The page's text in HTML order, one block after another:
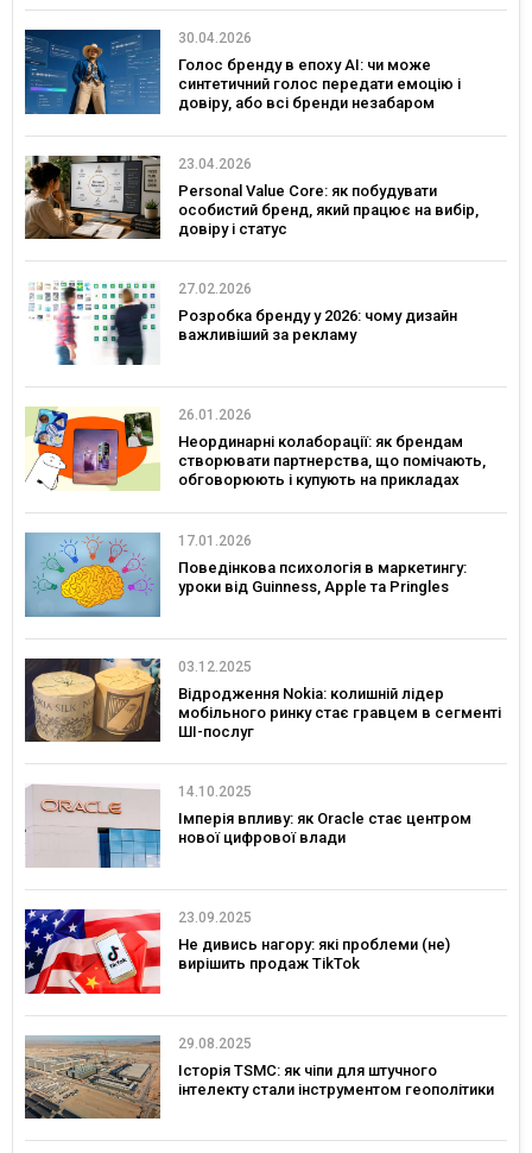
30.04.2026
Голос бренду в епоху АІ: чи може
синтетичний голос передати емоцію і
довіру, або всі бренди незабаром
23.04.2026
Personal Value Core: як побудувати
особистий бренд, який працює на вибір,
довіру і статус
27.02.2026
Розробка бренду у 2026: чому дизайн
важливіший за рекламу
26.01.2026
Неординарні колаборації: як брендам
створювати партнерства, що помічають,
обговорюють і купують на прикладах
17.01.2026
Поведінкова психологія в маркетингу:
уроки від Guinness, Apple та Pringles
03.12.2025
Відродження Nokia: колишній лідер
мобільного ринку стає гравцем в сегменті
ШІ-послуг
14.10.2025
Імперія впливу: як Oracle стає центром
нової цифрової влади
23.09.2025
Не дивись нагору: які проблеми (не)
вирішить продаж TikTok
29.08.2025
Історія TSMC: як чіпи для штучного
інтелекту стали інструментом геополітики